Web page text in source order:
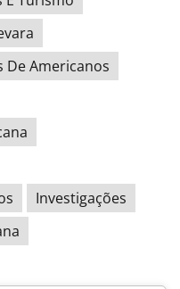
De Americanos
Investigações